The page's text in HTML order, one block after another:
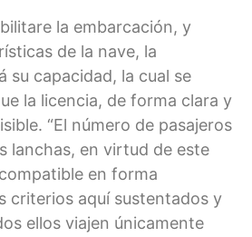
la embarcación, y
de la nave, la
su capacidad, la cual se
la licencia, de forma clara y
“El número de pasajeros
lanchas, en virtud de este
en forma
criterios aquí sustentados y
ellos viajen únicamente